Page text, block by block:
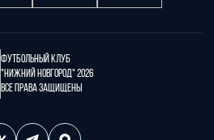
Футбольный клуб
"Нижний Новгород" 2026
Все права защищены